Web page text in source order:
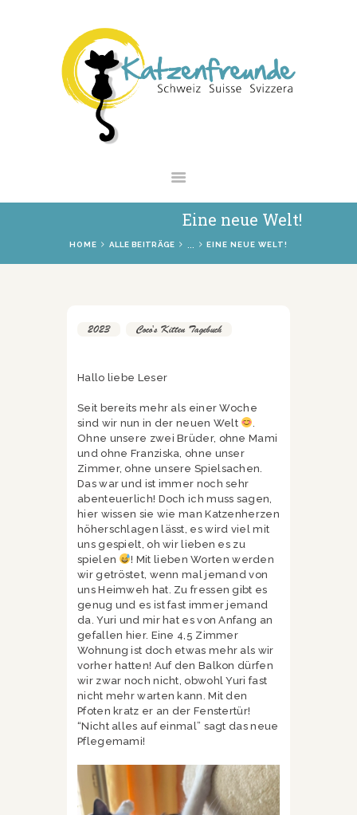
Eine neue Welt!
HOME ALLE BEITRÄGE EINE NEUE WELT!
NEWS
VERMITTLUNG
INTERESSANTES
SHOP
2023 Coco's Kitten Tagebuch
Hallo liebe Leser
Seit bereits mehr als einer Woche
sind wir nun in der neuen Welt
.
Ohne unsere zwei Brüder, ohne Mami
und ohne Franziska, ohne unser
Zimmer, ohne unsere Spielsachen.
Das war und ist immer noch sehr
abenteuerlich! Doch ich muss sagen,
hier wissen sie wie man Katzenherzen
höherschlagen lässt, es wird viel mit
uns gespielt, oh wir lieben es zu
spielen
! Mit lieben Worten werden
wir getröstet, wenn mal jemand von
uns Heimweh hat. Zu fressen gibt es
genug und es ist fast immer jemand
da. Yuri und mir hat es von Anfang an
gefallen hier. Eine 4,5 Zimmer
Wohnung ist doch etwas mehr als wir
vorher hatten! Auf den Balkon dürfen
wir zwar noch nicht, obwohl Yuri fast
nicht mehr warten kann. Mit den
Pfoten kratz er an der Fenstertür!
“Nicht alles auf einmal” sagt das neue
Pflegemami!